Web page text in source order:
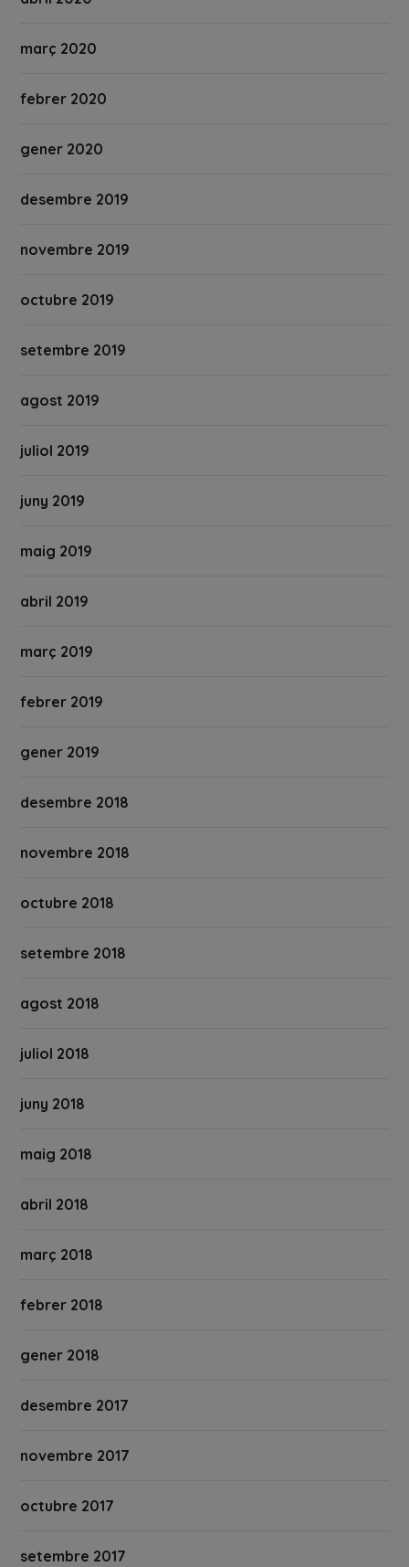
març 2020
febrer 2020
gener 2020
desembre 2019
novembre 2019
octubre 2019
setembre 2019
agost 2019
juliol 2019
juny 2019
maig 2019
abril 2019
març 2019
febrer 2019
gener 2019
desembre 2018
novembre 2018
octubre 2018
setembre 2018
agost 2018
juliol 2018
juny 2018
maig 2018
abril 2018
març 2018
febrer 2018
gener 2018
desembre 2017
novembre 2017
octubre 2017
setembre 2017